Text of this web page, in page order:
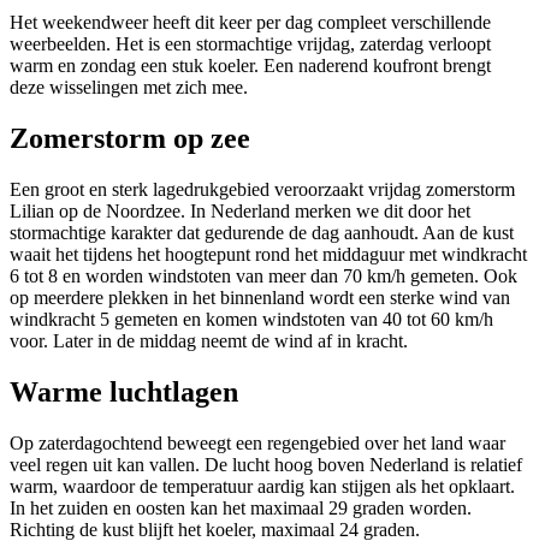
Het weekendweer heeft dit keer per dag compleet verschillende
weerbeelden. Het is een stormachtige vrijdag, zaterdag verloopt
warm en zondag een stuk koeler. Een naderend koufront brengt
deze wisselingen met zich mee.
Zomerstorm op zee
Een groot en sterk lagedrukgebied veroorzaakt vrijdag zomerstorm
Lilian op de Noordzee. In Nederland merken we dit door het
stormachtige karakter dat gedurende de dag aanhoudt. Aan de kust
waait het tijdens het hoogtepunt rond het middaguur met windkracht
6 tot 8 en worden windstoten van meer dan 70 km/h gemeten. Ook
op meerdere plekken in het binnenland wordt een sterke wind van
windkracht 5 gemeten en komen windstoten van 40 tot 60 km/h
voor. Later in de middag neemt de wind af in kracht.
Warme luchtlagen
Op zaterdagochtend beweegt een regengebied over het land waar
veel regen uit kan vallen. De lucht hoog boven Nederland is relatief
warm, waardoor de temperatuur aardig kan stijgen als het opklaart.
In het zuiden en oosten kan het maximaal 29 graden worden.
Richting de kust blijft het koeler, maximaal 24 graden.